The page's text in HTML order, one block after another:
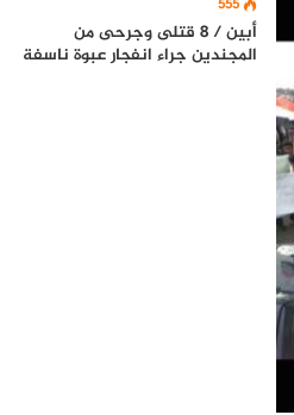
أبين / 8 قتلى وجرحى من
المجندين جراء انفجار عبوة ناسفة